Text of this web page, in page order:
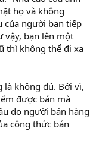
họ và không
của người bạn tiếp
vậy, bạn lên một
thì không thể đi xa
là không đủ. Bởi vì,
được bán mà
do người bán hàng
công thức bán